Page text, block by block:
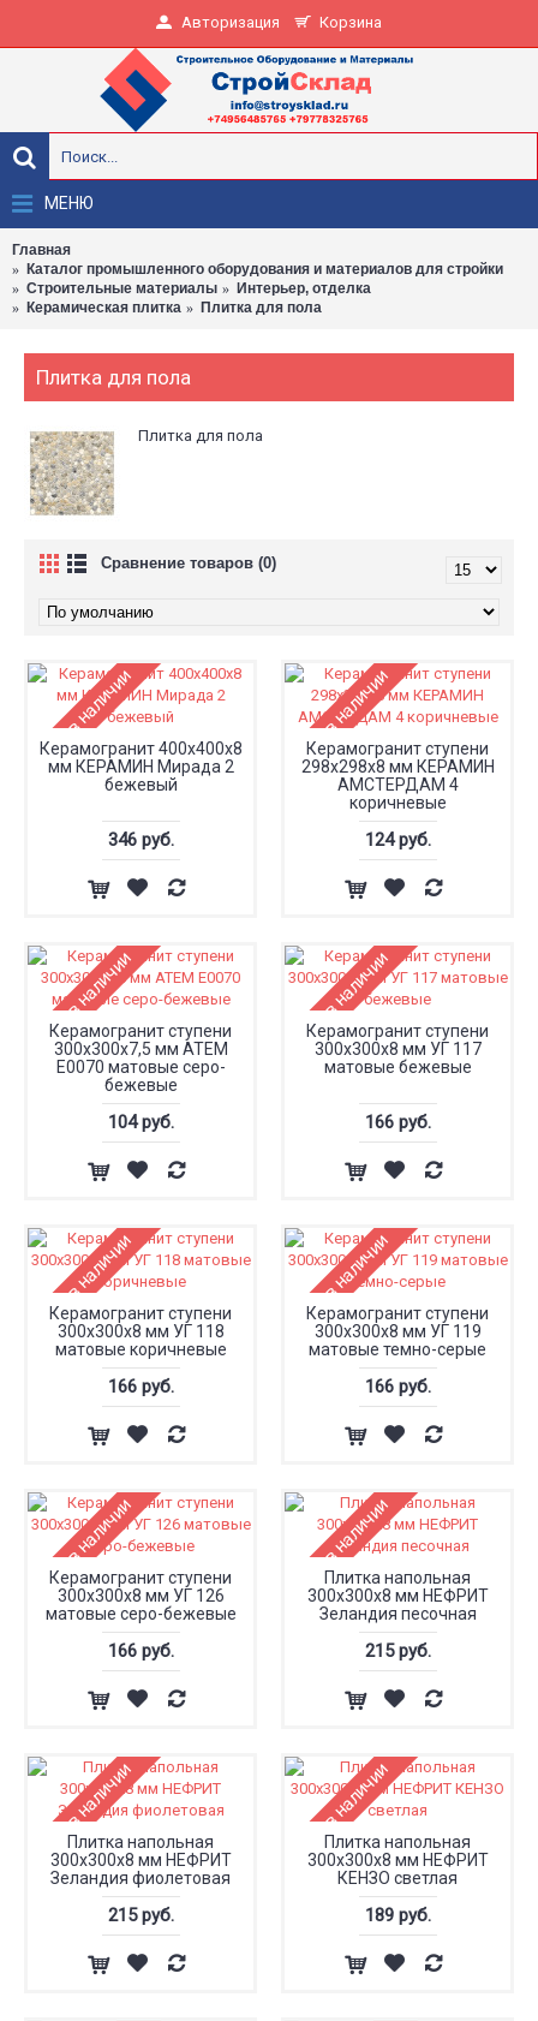
Авторизация Корзина
МЕНЮ
Главная
Каталог промышленного оборудования и материалов для стройки
Строительные материалы
Интерьер, отделка
Керамическая плитка
Плитка для пола
Плитка для пола
Плитка для пола
Сравнение товаров (0)
Нет в наличии
Керамогранит 400x400x8
мм КЕРАМИН Мирада 2
бежевый
346 руб.
Нет в наличии
Керамогранит ступени
298x298x8 мм КЕРАМИН
АМСТЕРДАМ 4
коричневые
124 руб.
Нет в наличии
Керамогранит ступени
300x300x7,5 мм АТЕМ
Е0070 матовые серо-
бежевые
104 руб.
Нет в наличии
Керамогранит ступени
300x300x8 мм УГ 117
матовые бежевые
166 руб.
Нет в наличии
Керамогранит ступени
300x300x8 мм УГ 118
матовые коричневые
166 руб.
Нет в наличии
Керамогранит ступени
300x300x8 мм УГ 119
матовые темно-серые
166 руб.
Нет в наличии
Керамогранит ступени
300x300x8 мм УГ 126
матовые серо-бежевые
166 руб.
Нет в наличии
Плитка напольная
300x300x8 мм НЕФРИТ
Зеландия песочная
215 руб.
Нет в наличии
Плитка напольная
300x300x8 мм НЕФРИТ
Зеландия фиолетовая
215 руб.
Нет в наличии
Плитка напольная
300x300x8 мм НЕФРИТ
КЕНЗО светлая
189 руб.